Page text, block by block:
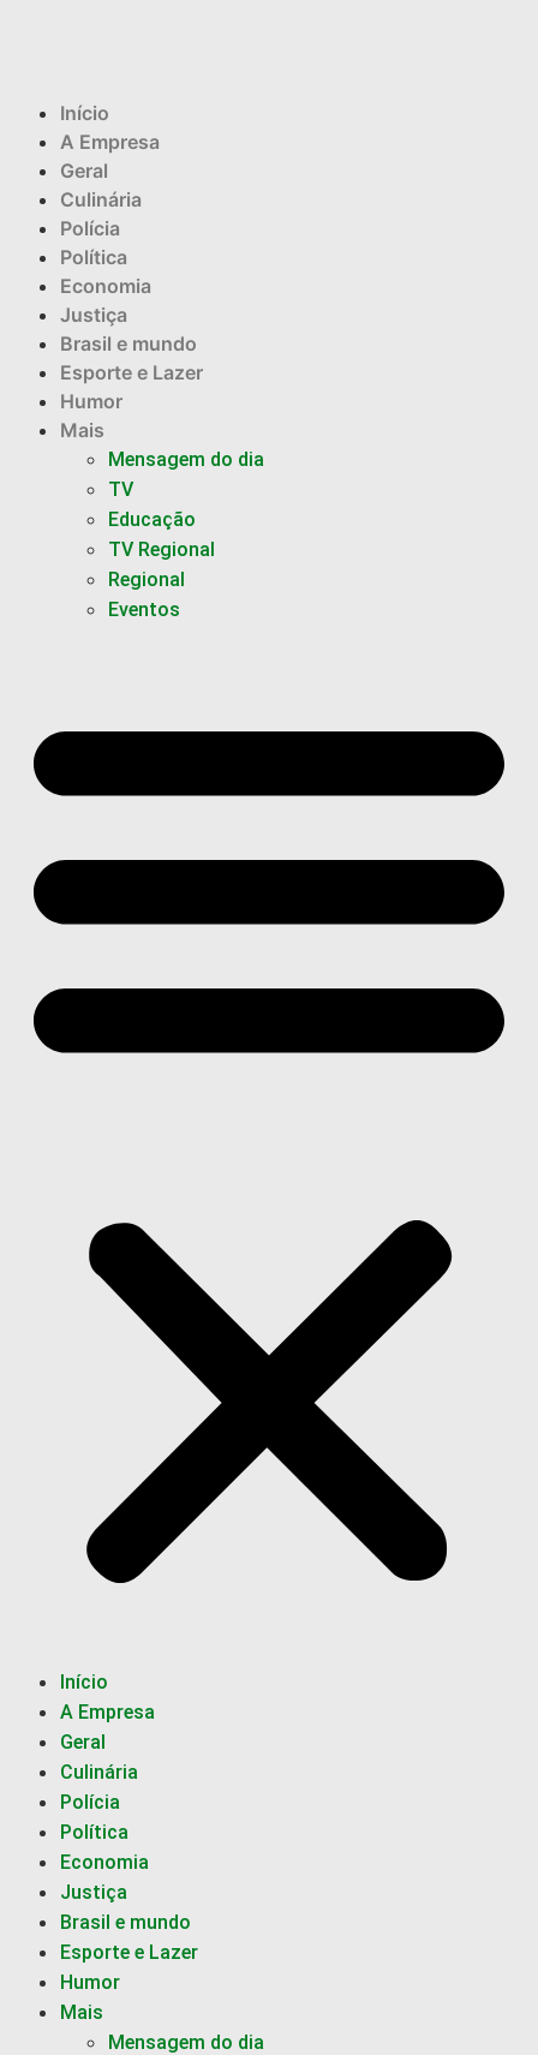
Início
A Empresa
Geral
Culinária
Polícia
Política
Economia
Justiça
Brasil e mundo
Esporte e Lazer
Humor
Mais
Mensagem do dia
TV
Educação
TV Regional
Regional
Eventos
Início
A Empresa
Geral
Culinária
Polícia
Política
Economia
Justiça
Brasil e mundo
Esporte e Lazer
Humor
Mais
Mensagem do dia